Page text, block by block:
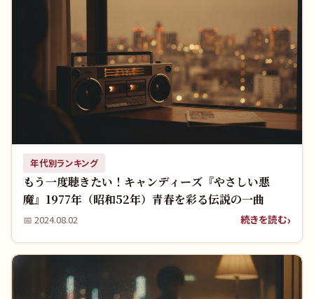
年代別ランキング
もう一度聴きたい！キャンディーズ『やさしい悪
魔』1977年（昭和52年）青春を彩る伝説の一曲
📅 2024.08.02 続きを読む